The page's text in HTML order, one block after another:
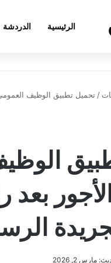
الرئيسية الدردشة
/ تحميل تطبيق الوظيف
بعد
مارس 2, 2026